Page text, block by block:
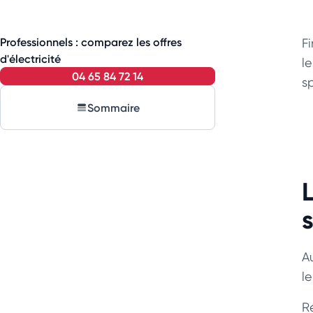
Professionnels : comparez les offres
d'électricité
04 65 84 72 14
Sommaire